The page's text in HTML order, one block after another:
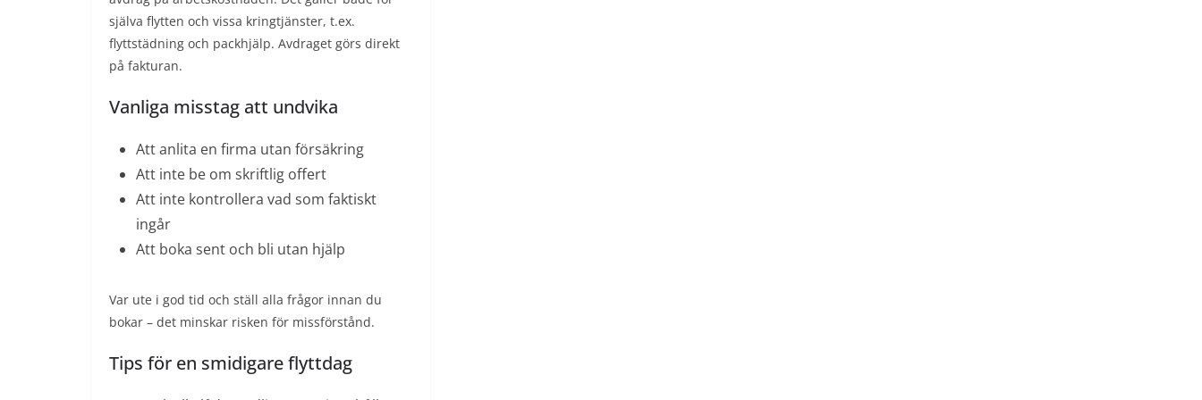
själva flytten och vissa kringtjänster, t.ex.
flyttstädning och packhjälp. Avdraget görs direkt
på fakturan.
Vanliga misstag att undvika
Att anlita en firma utan försäkring
Att inte be om skriftlig offert
Att inte kontrollera vad som faktiskt
ingår
Att boka sent och bli utan hjälp
Var ute i god tid och ställ alla frågor innan du
bokar – det minskar risken för missförstånd.
Tips för en smidigare flyttdag